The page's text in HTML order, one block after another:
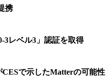
携
3レベル3」認証を取得
で示したMatterの可能性